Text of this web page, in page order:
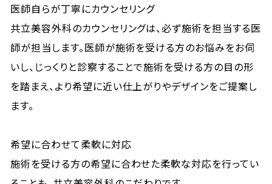
医師自らが丁寧にカウンセリング
共立美容外科のカウンセリングは、必ず施術を担当する医
師が担当します。医師が施術を受ける方のお悩みをお伺
いし、じっくりと診察することで施術を受ける方の目の形
を踏まえ、より希望に近い仕上がりやデザインをご提案し
ます。
希望に合わせて柔軟に対応
施術を受ける方の希望に合わせた柔軟な対応を行ってい